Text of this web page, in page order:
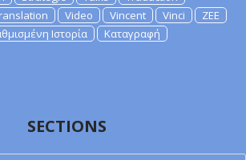
Video Vincent Vinci
ZEE
Ιστορία Καταγραφή
SECTIONS